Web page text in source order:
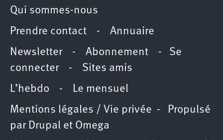
Qui sommes-nous
Prendre contact - Annuaire
Newsletter - Abonnement - Se
connecter- Sites amis
L’hebdo - Le mensuel
Mentions légales / Vie privée - Propulsé
par Drupal et Omega